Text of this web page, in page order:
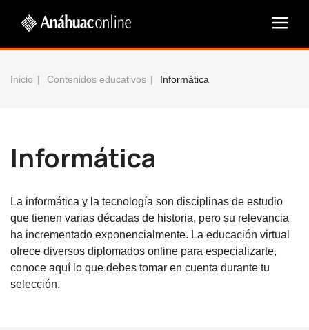
Inicio Contenidos educativos Informática
Informática
La informática y la tecnología son disciplinas de estudio
que tienen varias décadas de historia, pero su relevancia
ha incrementado exponencialmente. La educación virtual
ofrece diversos diplomados online para especializarte,
conoce aquí lo que debes tomar en cuenta durante tu
selección.